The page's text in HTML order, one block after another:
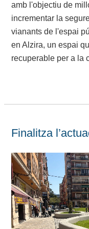
amb l'objectiu de
incrementar la
vianants de l'espai
en Alzira, un espai
recuperable per a la
Finalitza